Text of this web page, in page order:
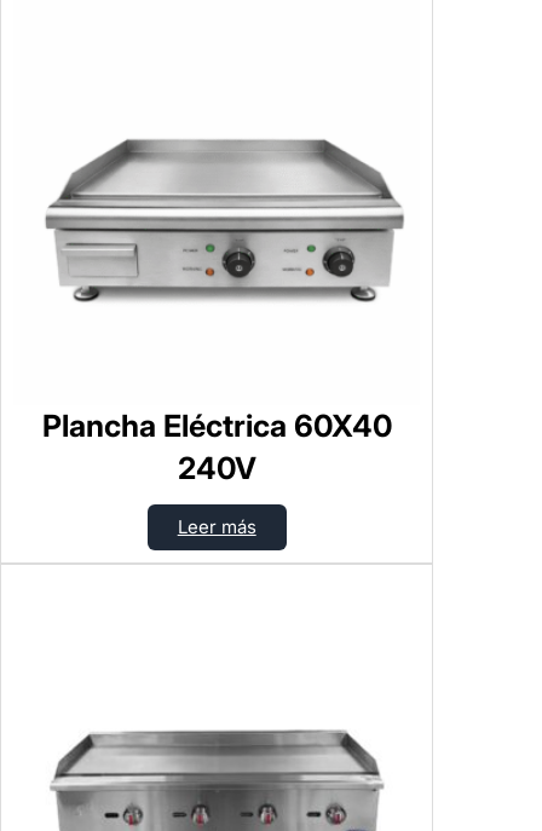
Plancha Eléctrica 60X40
240V
Leer más